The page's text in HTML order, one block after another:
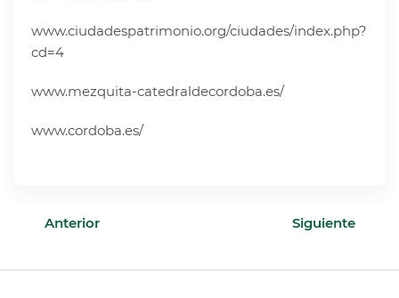
www.ciudadespatrimonio.org/ciudades/index.php?
cd=4
www.mezquita-catedraldecordoba.es/
www.cordoba.es/
Anterior Siguiente